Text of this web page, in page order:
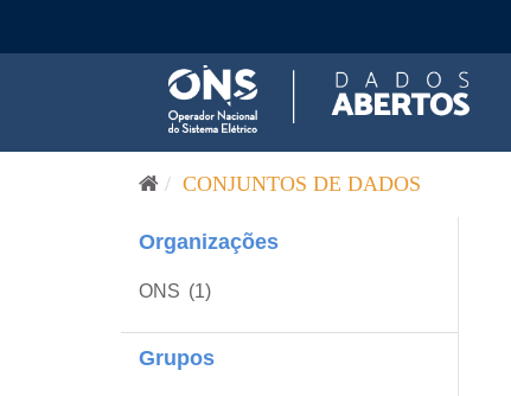
CONJUNTOS DE DADOS
Organizações
ONS (1)
Grupos